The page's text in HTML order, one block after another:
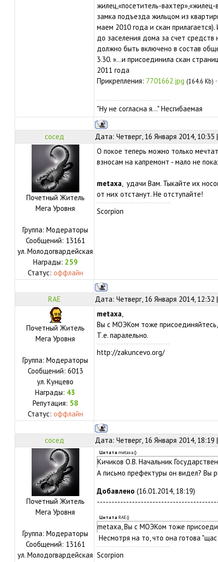
жилец,«посетитель-
замка подъезда жильцом из
маем 2010 года и скан
до заселения дома за счет средств
должно быть включено в состав
3.30. »...и присоединила скан
2011 года
Прикрепления: 7701662.jpg (164.6 Kb)
"Ну не согласна я..." Несгибаемая
сосед Дата: Четверг, 16 Января 2014,
Почетный Житель
Мега Уровня
Группа: Модераторы
Сообщений: 13161
ул. Молодогвардейская
Награды: 259
Статус: оффлайн
О покое теперь можно только
взносам на капремонт - мало не
metaxa, удачи Вам. Тыкайте их
от них отстанут. Не отступайте!
Scorpion
RAE Дата: Четверг, 16 Января 2014,
Почетный Житель
Мега Уровня
Группа: Модераторы
Сообщений: 6013
ул. Кунцево
Награды: 43
Репутация: 58
Статус: оффлайн
metaxa,
Вы с МОЭКом тоже
Т.е. паралельно.
http://zakuncevo.org/
сосед Дата: Четверг, 16 Января 2014,
Почетный Житель
Мега Уровня
Группа: Модераторы
Сообщений: 13161
ул. Молодогвардейская
Цитата metaxa()
Кичиков О.В. Начальник
А письмо префектуры он видел? Вы
Добавлено (16.01.2014, 18:19)
Цитата RAE()
metaxa, Вы с МОЭКом тоже
Несмотря на то, что она готова
Scorpion